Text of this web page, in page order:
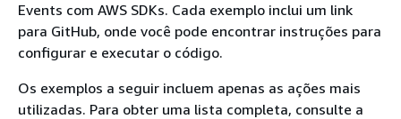
Events com AWS SDKs. Cada exemplo inclui um link
para GitHub, onde você pode encontrar instruções para
configurar e executar o código.
Os exemplos a seguir incluem apenas as ações mais
utilizadas. Para obter uma lista completa, consulte a